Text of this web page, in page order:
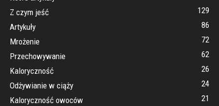
Z czym jeść
129
Artykuły
86
Mrożenie
72
Przechowywanie
62
Kaloryczność
26
Odżywianie w ciąży
24
Kaloryczność owoców
21